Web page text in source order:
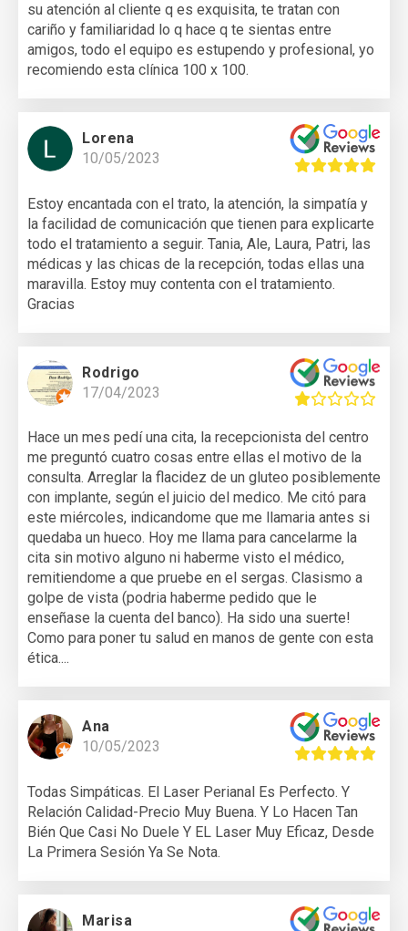
su atención al cliente q es exquisita, te tratan con
cariño y familiaridad lo q hace q te sientas entre
amigos, todo el equipo es estupendo y profesional, yo
recomiendo esta clínica 100 x 100.
Lorena
10/05/2023
Estoy encantada con el trato, la atención, la simpatía y
la facilidad de comunicación que tienen para explicarte
todo el tratamiento a seguir. Tania, Ale, Laura, Patri, las
médicas y las chicas de la recepción, todas ellas una
maravilla. Estoy muy contenta con el tratamiento.
Gracias
Rodrigo
17/04/2023
Hace un mes pedí una cita, la recepcionista del centro
me preguntó cuatro cosas entre ellas el motivo de la
consulta. Arreglar la flacidez de un gluteo posiblemente
con implante, según el juicio del medico. Me citó para
este miércoles, indicandome que me llamaria antes si
quedaba un hueco. Hoy me llama para cancelarme la
cita sin motivo alguno ni haberme visto el médico,
remitiendome a que pruebe en el sergas. Clasismo a
golpe de vista (podria haberme pedido que le
enseñase la cuenta del banco). Ha sido una suerte!
Como para poner tu salud en manos de gente con esta
ética....
Ana
10/05/2023
Todas Simpáticas. El Laser Perianal Es Perfecto. Y
Relación Calidad-Precio Muy Buena. Y Lo Hacen Tan
Bién Que Casi No Duele Y EL Laser Muy Eficaz, Desde
La Primera Sesión Ya Se Nota.
Marisa